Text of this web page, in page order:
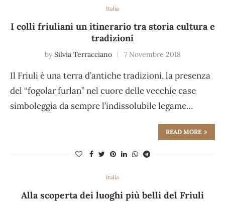
Italia
I colli friuliani un itinerario tra storia cultura e
tradizioni
by Silvia Terracciano 7 Novembre 2018
Il Friuli è una terra d’antiche tradizioni, la presenza
del “fogolar furlan” nel cuore delle vecchie case
simboleggia da sempre l’indissolubile legame…
READ MORE
Italia
Alla scoperta dei luoghi più belli del Friuli